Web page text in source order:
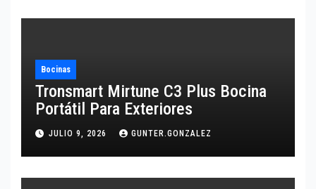
Bocinas
Tronsmart Mirtune C3 Plus Bocina
Portátil Para Exteriores
JULIO 9, 2026 GUNTER.GONZALEZ